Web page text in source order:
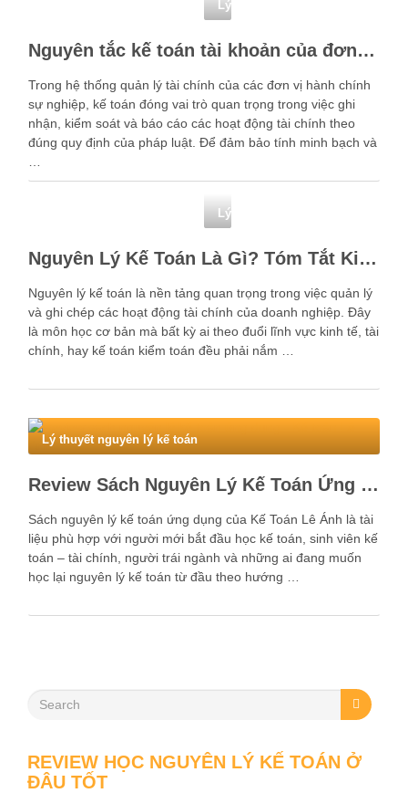
Lý thuyết nguyên lý kế toán
Nguyên tắc kế toán tài khoản của đơn vị hành chính sự nghiệp theo thông tư 24
Trong hệ thống quản lý tài chính của các đơn vị hành chính
sự nghiệp, kế toán đóng vai trò quan trọng trong việc ghi
nhận, kiểm soát và báo cáo các hoạt động tài chính theo
đúng quy định của pháp luật. Để đảm bảo tính minh bạch và
Lý thuyết nguyên lý kế toán
Nguyên Lý Kế Toán Là Gì? Tóm Tắt Kiến Thức Nguyên Lý Kế Toán
Nguyên lý kế toán là nền tảng quan trọng trong việc quản lý
và ghi chép các hoạt động tài chính của doanh nghiệp. Đây
là môn học cơ bản mà bất kỳ ai theo đuổi lĩnh vực kinh tế, tài
chính, hay kế toán kiểm toán đều phải nắm …
Lý thuyết nguyên lý kế toán
Review Sách Nguyên Lý Kế Toán Ứng Dụng Kế Toán Lê Ánh
Sách nguyên lý kế toán ứng dụng của Kế Toán Lê Ánh là tài
liệu phù hợp với người mới bắt đầu học kế toán, sinh viên kế
toán – tài chính, người trái ngành và những ai đang muốn
học lại nguyên lý kế toán từ đầu theo hướng …
REVIEW HỌC NGUYÊN LÝ KẾ TOÁN Ở
ĐÂU TỐT